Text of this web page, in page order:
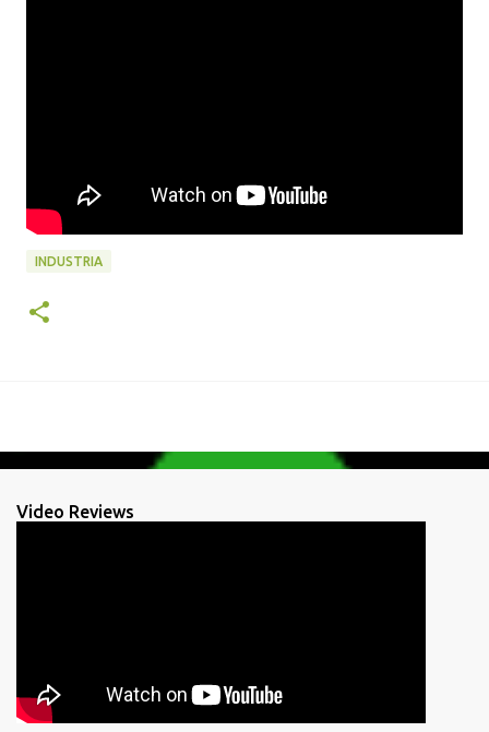
INDUSTRIA
Video Reviews